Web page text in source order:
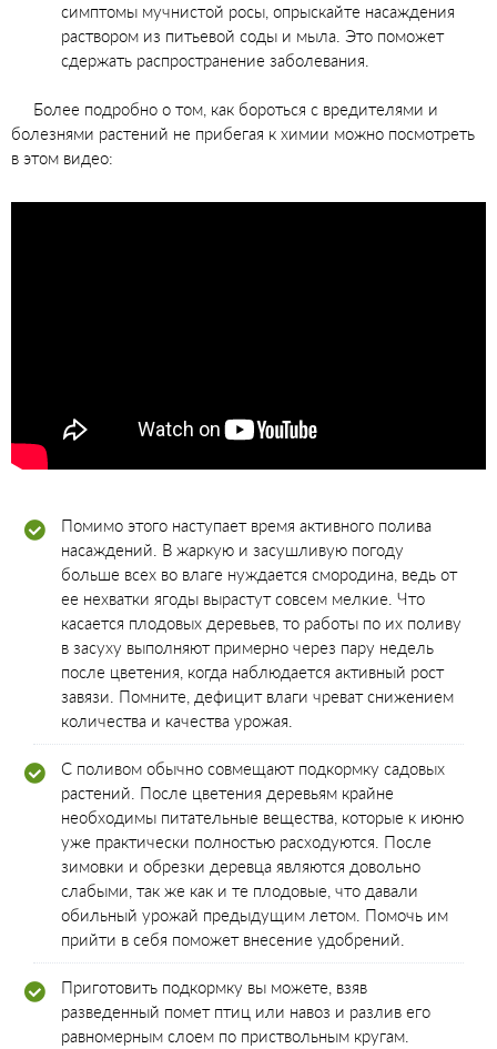
симптомы мучнистой росы, опрыскайте насаждения
раствором из питьевой соды и мыла. Это поможет
сдержать распространение заболевания.
Более подробно о том, как бороться с вредителями и
болезнями растений не прибегая к химии можно посмотреть
в этом видео:
Помимо этого наступает время активного полива
насаждений. В жаркую и засушливую погоду
больше всех во влаге нуждается смородина, ведь от
ее нехватки ягоды вырастут совсем мелкие. Что
касается плодовых деревьев, то работы по их поливу
в засуху выполняют примерно через пару недель
после цветения, когда наблюдается активный рост
завязи. Помните, дефицит влаги чреват снижением
количества и качества урожая.
С поливом обычно совмещают подкормку садовых
растений. После цветения деревьям крайне
необходимы питательные вещества, которые к июню
уже практически полностью расходуются. После
зимовки и обрезки деревца являются довольно
слабыми, так же как и те плодовые, что давали
обильный урожай предыдущим летом. Помочь им
прийти в себя поможет внесение удобрений.
Приготовить подкормку вы можете, взяв
разведенный помет птиц или навоз и разлив его
равномерным слоем по приствольным кругам.